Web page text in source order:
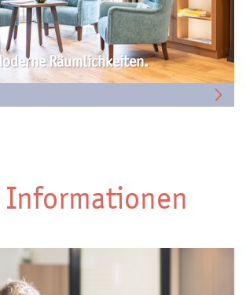
Gemeinschaft spüren.
Informationen